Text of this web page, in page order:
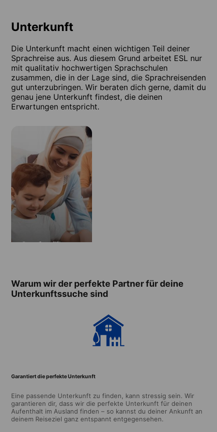
Unterkunft
Die Unterkunft macht einen wichtigen Teil deiner
Sprachreise aus. Aus diesem Grund arbeitet ESL nur
mit qualitativ hochwertigen Sprachschulen
zusammen, die in der Lage sind, die Sprachreisenden
gut unterzubringen. Wir beraten dich gerne, damit du
genau jene Unterkunft findest, die deinen
Erwartungen entspricht.
Gastfamilie
Warum wir der perfekte Partner für deine
Unterkunftssuche sind
Garantiert die perfekte Unterkunft
Eine passende Unterkunft zu finden, kann stressig sein. Wir
garantieren dir, dass wir die perfekte Unterkunft für deinen
Aufenthalt im Ausland finden – so kannst du deiner Ankunft an
deinem Reiseziel ganz entspannt entgegensehen.